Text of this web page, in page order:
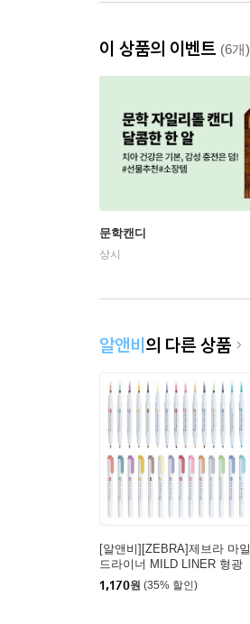
이 상품의 이벤트 (6개)
문학캔디
상시
알앤비의 다른 상품
[알앤비][ZEBRA]제브라 마일
드라이너 MILD LINER 형광
펜 WKT7 (40칼라)
1,170원 (35% 할인)